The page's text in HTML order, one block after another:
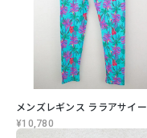
メンズレギンス ララアサイー
¥10,780